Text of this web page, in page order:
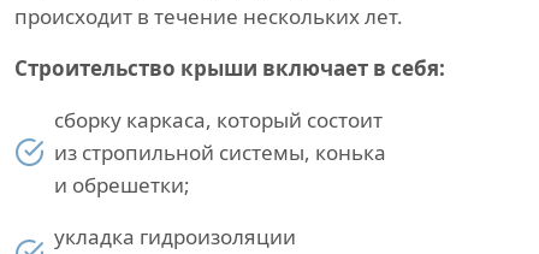
происходит в течение нескольких лет.
Строительство крыши включает в себя:
сборку каркаса, который состоит
из стропильной системы, конька
и обрешетки;
укладка гидроизоляции